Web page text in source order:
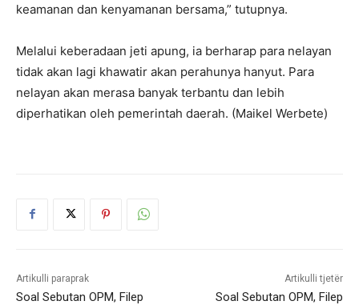
keamanan dan kenyamanan bersama,” tutupnya.
Melalui keberadaan jeti apung, ia berharap para nelayan
tidak akan lagi khawatir akan perahunya hanyut. Para
nelayan akan merasa banyak terbantu dan lebih
diperhatikan oleh pemerintah daerah. (Maikel Werbete)
Artikulli paraprak
Soal Sebutan OPM, Filep
Artikulli tjetër
Soal Sebutan OPM, Filep